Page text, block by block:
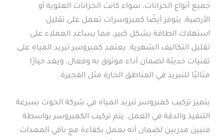
جميع أنواع الخزانات، سواء كانت الخزانات العلوية أو
الأرضية. يتوفر أيضًا كمبروسرات تعمل على تقليل
استهلاك الطاقة بشكل كبير، مما يساعد العملاء على
تقليل التكاليف الشهرية. يعتمد كمبروسر تبريد المياه على
تقنيات حديثة لضمان أداء موثوق به وفعال، ويعد خيارًا
مثاليًا للتبريد في المناطق الحارة مثل الفجيرة.
يتميز تركيب كمبروسر تبريد المياه في شركة الحوت بسرعة
التنفيذ والدقة في العمل. يتم تركيب الكمبروسر بواسطة
فنيين مدربين لضمان أنه يعمل بكفاءة مع باقي المعدات